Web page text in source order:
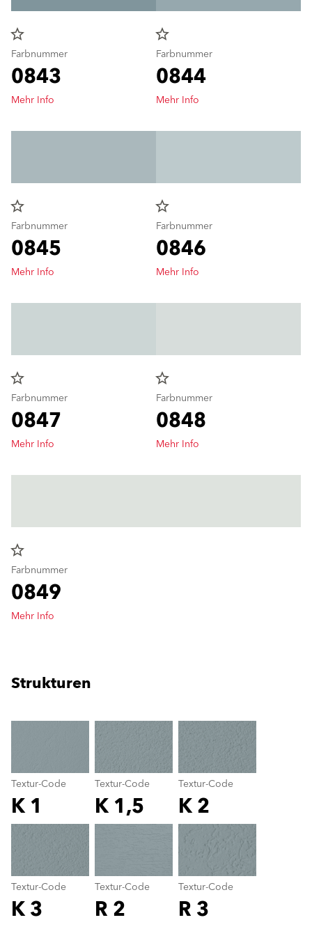
star_border
Farbnummer
0843
Mehr Info
star_border
Farbnummer
0844
Mehr Info
star_border
Farbnummer
0845
Mehr Info
star_border
Farbnummer
0846
Mehr Info
star_border
Farbnummer
0847
Mehr Info
star_border
Farbnummer
0848
Mehr Info
star_border
Farbnummer
0849
Mehr Info
Strukturen
Textur-Code
K 1
Textur-Code
K 1,5
Textur-Code
K 2
Textur-Code
K 3
Textur-Code
R 2
Textur-Code
R 3
Textur-Code
color_name